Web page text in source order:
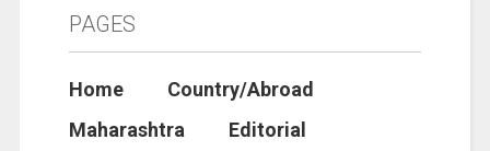
PAGES
Home
Country/Abroad
Maharashtra
Editorial